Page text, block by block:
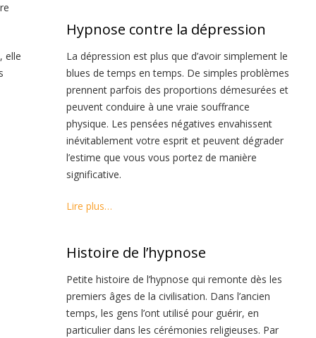
elle
Hypnose contre la dépression
La dépression est plus que d’avoir simplement le
blues de temps en temps. De simples problèmes
prennent parfois des proportions démesurées et
peuvent conduire à une vraie souffrance
physique. Les pensées négatives envahissent
inévitablement votre esprit et peuvent dégrader
l’estime que vous vous portez de manière
significative.
Lire plus…
Histoire de l’hypnose
Petite histoire de l’hypnose qui remonte dès les
premiers âges de la civilisation. Dans l’ancien
temps, les gens l’ont utilisé pour guérir, en
particulier dans les cérémonies religieuses. Par